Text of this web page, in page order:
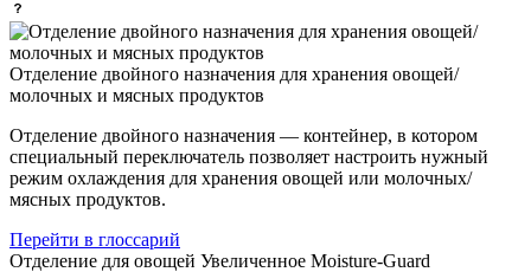
Отделение двойного назначения для хранения овощей/
молочных и мясных продуктов
Отделение двойного назначения — контейнер, в котором
специальный переключатель позволяет настроить нужный
режим охлаждения для хранения овощей или молочных/
мясных продуктов.
Перейти в глоссарий
Отделение для овощей Увеличенное Moisture-Guard